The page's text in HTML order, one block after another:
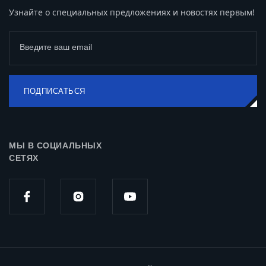
Узнайте о специальных предложениях и новостях первым!
Введите ваш email
ПОДПИСАТЬСЯ
МЫ В СОЦИАЛЬНЫХ
СЕТЯХ